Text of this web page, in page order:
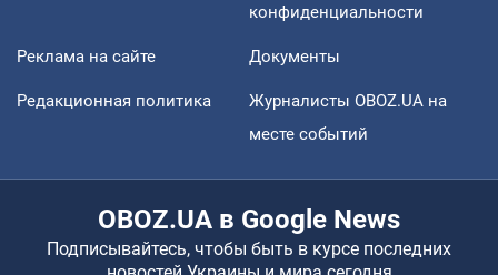
конфиденциальности
Реклама на сайте Документы
Редакционная политика
Журналисты OBOZ.UA на
месте событий
OBOZ.UA в Google News
Подписывайтесь, чтобы быть в курсе последних